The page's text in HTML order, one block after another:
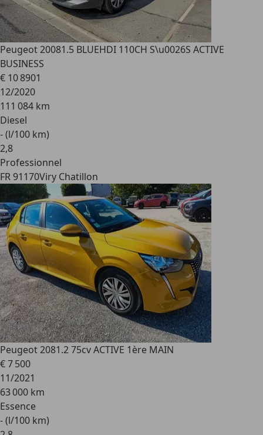
Peugeot 20081.5 BLUEHDI 110CH S\u0026S ACTIVE
BUSINESS
€ 10 8901
12/2020
111 084 km
Diesel
- (l/100 km)
2,8
Professionnel
FR 91170Viry Chatillon
Peugeot 2081.2 75cv ACTIVE 1ère MAIN
€ 7 500
11/2021
63 000 km
Essence
- (l/100 km)